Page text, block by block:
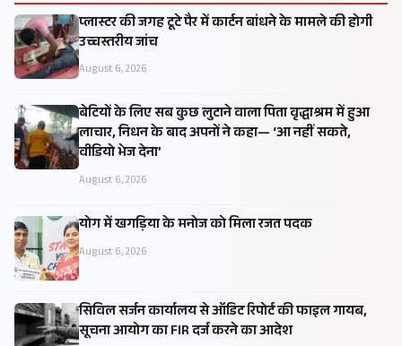
प्लास्टर की जगह टूटे पैर में कार्टन बांधने के मामले की होगी
उच्चस्तरीय जांच
August 6, 2026
बेटियों के लिए सब कुछ लुटाने वाला पिता वृद्धाश्रम में हुआ
लाचार, निधन के बाद अपनों ने कहा— ‘आ नहीं सकते,
वीडियो भेज देना’
August 6, 2026
​योग में खगड़िया के मनोज को मिला रजत पदक
August 6, 2026
सिविल सर्जन कार्यालय से ऑडिट रिपोर्ट की फाइल गायब,
सूचना आयोग का FIR दर्ज करने का आदेश